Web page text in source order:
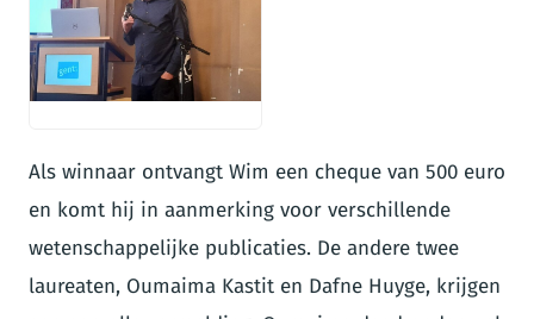
JPEG
Als winnaar ontvangt Wim een cheque van 500 euro
en komt hij in aanmerking voor verschillende
wetenschappelijke publicaties. De andere twee
laureaten, Oumaima Kastit en Dafne Huyge, krijgen